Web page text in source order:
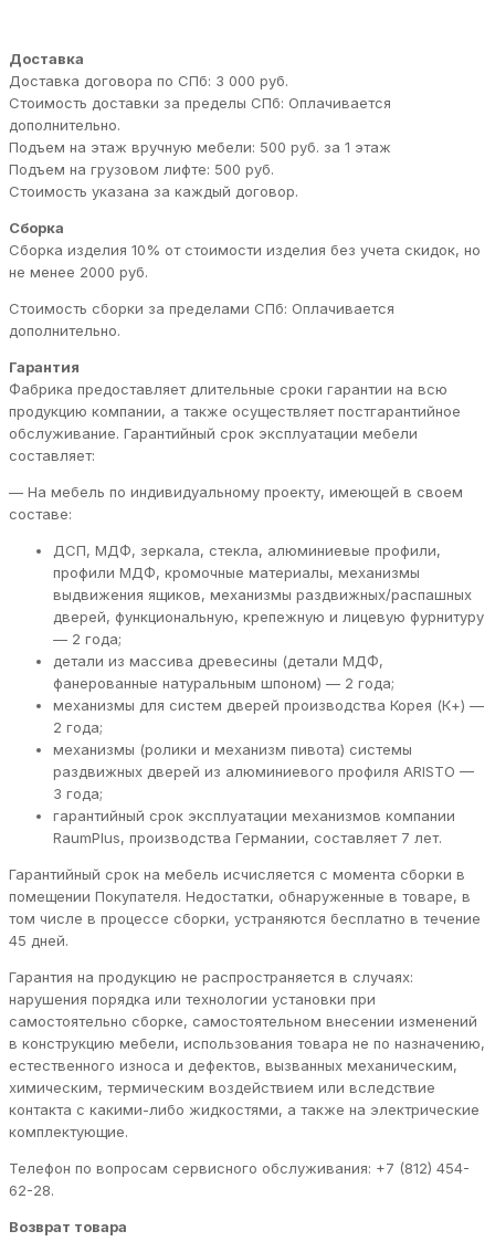
Доставка
Доставка договора по СПб: 3 000 руб.
Стоимость доставки за пределы СПб: Оплачивается
дополнительно.
Подъем на этаж вручную мебели: 500 руб. за 1 этаж
Подъем на грузовом лифте: 500 руб.
Стоимость указана за каждый договор.
Сборка
Сборка изделия 10% от стоимости изделия без учета скидок, но
не менее 2000 руб.
Стоимость сборки за пределами СПб: Оплачивается
дополнительно.
Гарантия
Фабрика предоставляет длительные сроки гарантии на всю
продукцию компании, а также осуществляет постгарантийное
обслуживание. Гарантийный срок эксплуатации мебели
составляет:
— На мебель по индивидуальному проекту, имеющей в своем
составе:
ДСП, МДФ, зеркала, стекла, алюминиевые профили,
профили МДФ, кромочные материалы, механизмы
выдвижения ящиков, механизмы раздвижных/распашных
дверей, функциональную, крепежную и лицевую фурнитуру
— 2 года;
детали из массива древесины (детали МДФ,
фанерованные натуральным шпоном) — 2 года;
механизмы для систем дверей производства Корея (К+) —
2 года;
механизмы (ролики и механизм пивота) системы
раздвижных дверей из алюминиевого профиля ARISTO —
3 года;
гарантийный срок эксплуатации механизмов компании
RaumPlus, производства Германии, составляет 7 лет.
Гарантийный срок на мебель исчисляется с момента сборки в
помещении Покупателя. Недостатки, обнаруженные в товаре, в
том числе в процессе сборки, устраняются бесплатно в течение
45 дней.
Гарантия на продукцию не распространяется в случаях:
нарушения порядка или технологии установки при
самостоятельно сборке, самостоятельном внесении изменений
в конструкцию мебели, использования товара не по назначению,
естественного износа и дефектов, вызванных механическим,
химическим, термическим воздействием или вследствие
контакта с какими-либо жидкостями, а также на электрические
комплектующие.
Телефон по вопросам сервисного обслуживания: +7 (812) 454-
62-28.
Возврат товара